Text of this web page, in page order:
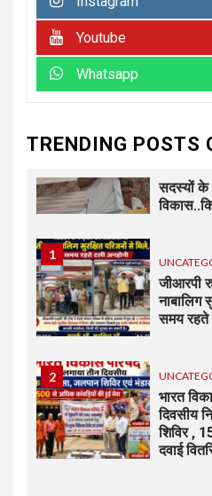
Youtube
Whatsapp
TRENDING POSTS
6
अधिशासी
शपथ,
अधिशासी
सदस्यों के
1
जीआरपी
नाबालिग
समय रहते
2
भारत
दिवसीय
शिविर ,
दवाई